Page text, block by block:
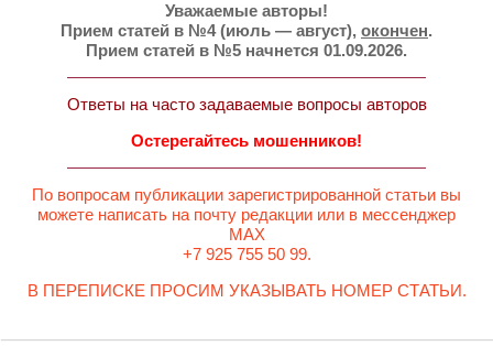
Уважаемые авторы!
Прием статей в №4 (июль — август), окончен.
Прием статей в №5 начнется 01.09.2026.
Ответы на часто задаваемые вопросы авторов
Остерегайтесь мошенников!
По вопросам публикации зарегистрированной статьи вы
можете написать на почту редакции или в мессенджер
MAX
+7 925 755 50 99.
В ПЕРЕПИСКЕ ПРОСИМ УКАЗЫВАТЬ НОМЕР СТАТЬИ.